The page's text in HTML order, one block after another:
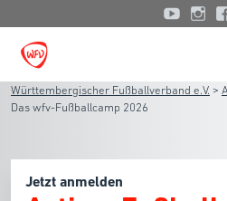
Württembergischer Fußballverband e.V. >
Das wfv-Fußballcamp 2026
Jetzt anmelden